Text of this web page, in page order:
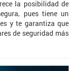
la posibilidad de
pues tiene un
y te garantiza que
de seguridad más